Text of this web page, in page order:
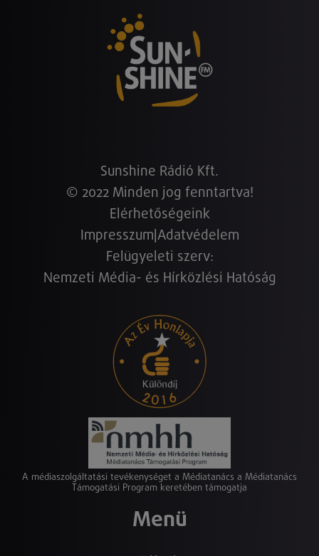
Sunshine Rádió Kft.
© 2022 Minden jog fenntartva!
Elérhetőségeink
Impresszum Adatvédelem
Felügyeleti szerv:
Nemzeti Média- és Hírközlési Hatóság
A médiaszolgáltatási tevékenységet a Médiatanács a Médiatanács
Támogatási Program keretében támogatja
Menü